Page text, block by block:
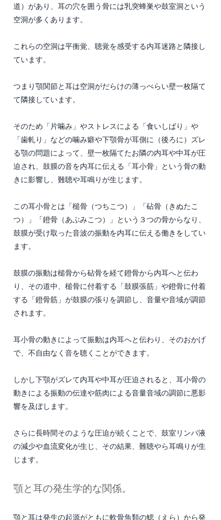
道）があり、耳の穴を囲う骨には乳突蜂巣や鼓室洞という
空洞が多くあります。
これらの空洞は平衡覚、聴覚を感受する内耳迷路と隣接し
ています。
つまり顎関節と耳は空洞がだらけの薄っぺらい壁一枚隔て
て隣接しています。
そのため「片噛み」やストレスによる「食いしばり」や
「歯軋り」などの噛み癖や下顎骨が耳側に（後ろに）ズレ
る顎の問題によって、壁一枚隔てたお隣の内耳や中耳が圧
迫され、鼓膜の音を内耳に伝える「耳小骨」という骨の動
きに影響し、難聴や耳鳴りが生じます。
この耳小骨とは「槌骨（つちこつ）」「砧骨（きぬたこ
つ）」「鐙骨（あぶみこつ）」という３つの骨からなり、
鼓膜が受け取った音波の振動を内耳に伝える働きをしてい
ます。
鼓膜の振動は槌骨から砧骨を経て鐙骨から内耳へと伝わ
り、その道中、槌骨に付着する「鼓膜張筋」や鐙骨に付着
する「鐙骨筋」が鼓膜の張りを調節し、音量や音域が調節
されます。
耳小骨の動きによって振動は内耳へと伝わり、そのおかげ
で、不自由なく音を聴くことができます。
しかし下顎がズレて内耳や中耳が圧迫されると、耳小骨の
動きによる振動の伝達や筋肉による音量音域の調節に悪影
響を及ぼします。
さらに長時間そのような圧迫が続くことで、鼓室リンパ液
の減少や血流変化が生じ、その結果、難聴やら耳鳴りが生
じます。
顎と耳の発生学的な関係。
顎と耳は発生の起源がともに軟骨魚類の鰓（えら）から発